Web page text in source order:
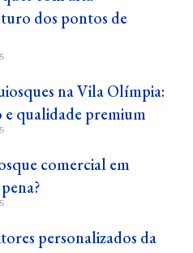
dos pontos de
na Vila Olímpia:
e qualidade premium
comercial em
personalizados da